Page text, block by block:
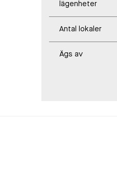
lägenheter
Antal lokaler
Ägs av